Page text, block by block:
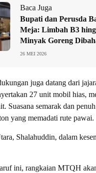
Baca Juga
Bupati dan Perusda
Meja: Limbah B3
Minyak Goreng
26 MEI 2026
juga datang dari
27 unit mobil hias,
Suasana semarak dan
yang memadati rute pawai.
Shalahuddin, dalam
ini, rangkaian MTQH